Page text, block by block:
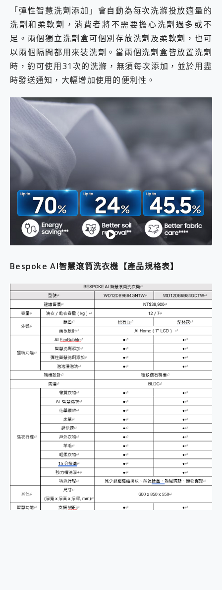
「彈性智慧洗劑添加」會自動為每次洗滌投放適量的
洗劑和柔軟劑，消費者將不需要擔心洗劑過多或不
足。兩個獨立洗劑盒可個別存放洗劑及柔軟劑，也可
以兩個隔間都用來裝洗劑。當兩個洗劑盒皆放置洗劑
時，約可使用31次的洗滌，無須每次添加，並於用盡
時發送通知，大幅增加使用的便利性。
Bespoke AI智慧滾筒洗衣機【產品規格表】